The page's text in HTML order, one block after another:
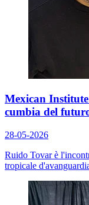
Mexican
cumbia del
28-05-2026
Ruido Tovarè
tropicale